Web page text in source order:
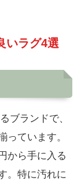
いラグ4選
ブランドで、
っています。
から手に入る
。特に汚れに